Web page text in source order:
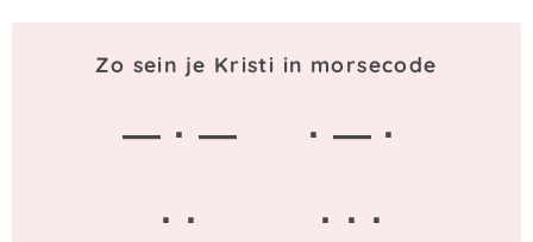
Zo sein je Kristi in morsecode
— · —
· — ·
· ·
· · ·